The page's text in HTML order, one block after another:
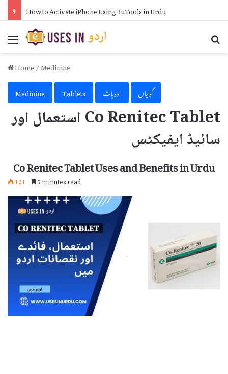
How to Activate iPhone Using 3uTools in Urdu
Menu
Home/Medinine
Medinine
Tablets ادویات گولیاں
Co Renitec Tablet استعمال اور
سائیڈ ایفیکٹس
Co Renitec Tablet Uses and Benefits in Urdu
121 5 minutes read